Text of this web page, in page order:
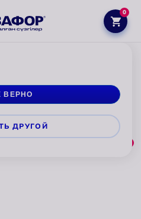
ВЕРНО
ДРУГОЙ
0
МОДУЛИ ДЛЯ ФИЛЬТРОВ
для